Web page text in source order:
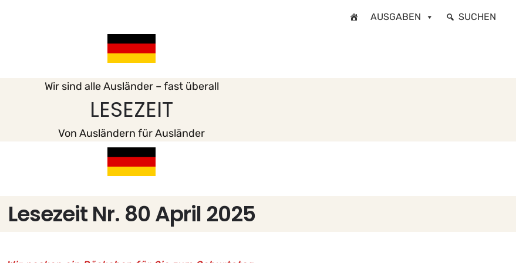
AUSGABEN SUCHEN
Wir sind alle Ausländer – fast überall
LESEZEIT
Von Ausländern für Ausländer
Lesezeit Nr. 80 April 2025